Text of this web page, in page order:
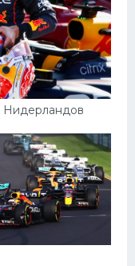
Нидерландов